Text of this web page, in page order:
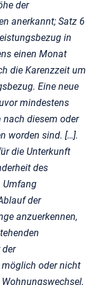
der
anerkannt; Satz 6
in
einen Monat
die Karenzzeit um
Eine neue
mindestens
nach diesem oder
worden sind. […].
die Unterkunft
des
Umfang
der
anzuerkennen,
oder nicht